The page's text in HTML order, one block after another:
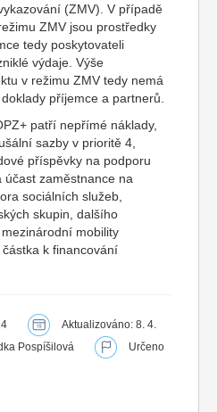
(ZMV). V případě
ZMV jsou prostředky
tedy poskytovateli
výdaje. Výše
v režimu ZMV tedy nemá
příjemce a partnerů.
patří nepřímé náklady,
sazby v prioritě 4,
příspěvky na podporu
zaměstnance na
sociálních služeb,
skupin, dalšího
mobility
k financování
Aktualizováno: 8. 4.
Pospíšilová
Určeno